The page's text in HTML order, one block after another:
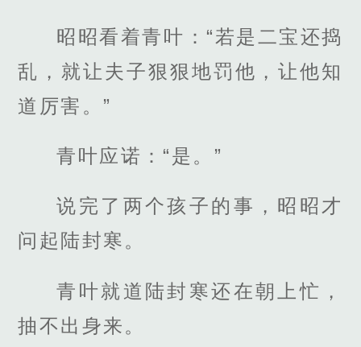
昭昭看着青叶：“若是二宝还捣
乱，就让夫子狠狠地罚他，让他知
道厉害。”
青叶应诺：“是。”
说完了两个孩子的事，昭昭才
问起陆封寒。
青叶就道陆封寒还在朝上忙，
抽不出身来。